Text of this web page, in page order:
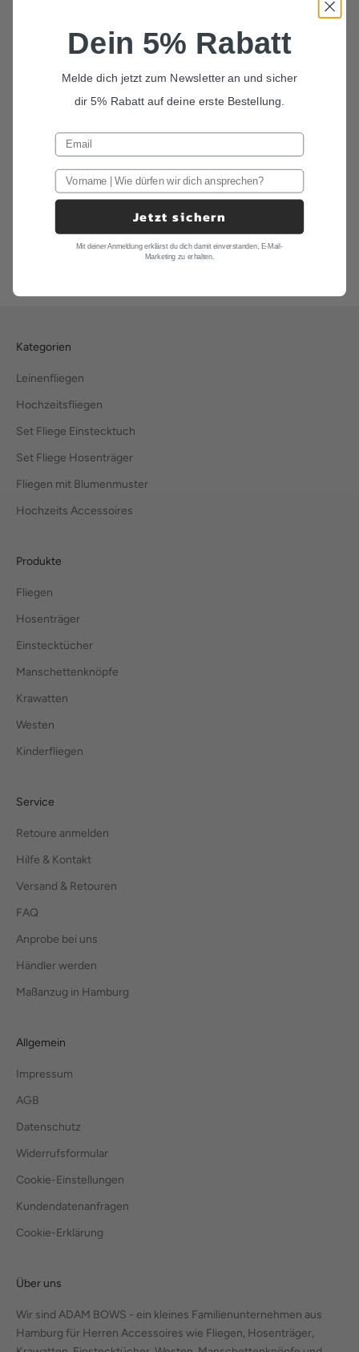
In den Warenkorb
Dunkelgrau "Fritz"
SET FLIEGE EINSTECKTUCH
Kategorien
Leinenfliegen
Hochzeitsfliegen
Set Fliege Einstecktuch
Set Fliege Hosenträger
Fliegen mit Blumenmuster
Hochzeits Accessoires
Produkte
Fliegen
Hosenträger
Einstecktücher
Manschettenknöpfe
Krawatten
Westen
Kinderfliegen
Service
Retoure anmelden
Hilfe & Kontakt
Versand & Retouren
FAQ
Anprobe bei uns
Händler werden
Maßanzug in Hamburg
Allgemein
Impressum
AGB
Datenschutz
Widerrufsformular
Cookie-Einstellungen
Kundendatenanfragen
Cookie-Erklärung
Über uns
Wir sind ADAM BOWS - ein kleines Familienunternehmen aus
Hamburg für Herren Accessoires wie Fliegen, Hosenträger,
Dein 5% Rabatt
Melde dich jetzt zum Newsletter an und sicher
dir 5% Rabatt auf deine erste Bestellung.
Jetzt sichern
Mit deiner Anmeldung erklärst du dich damit einverstanden, E-Mail-
Marketing zu erhalten.